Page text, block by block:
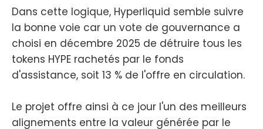
Dans cette logique, Hyperliquid semble suivre
la bonne voie car un vote de gouvernance a
choisi en décembre 2025 de détruire tous les
tokens HYPE rachetés par le fonds
d'assistance, soit 13 % de l'offre en circulation.
Le projet offre ainsi à ce jour l'un des meilleurs
alignements entre la valeur générée par le